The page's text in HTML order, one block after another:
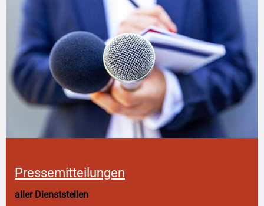
Pressemitteilungen
aller Dienststellen